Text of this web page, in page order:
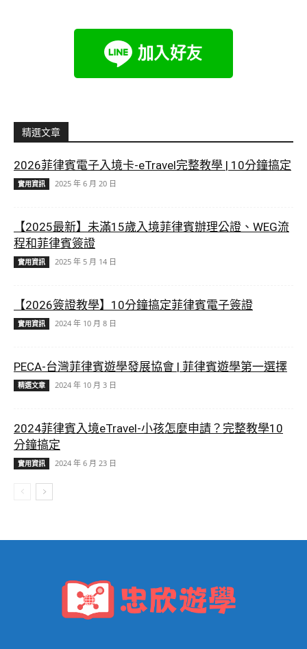
精選文章
2026菲律賓電子入境卡-eTravel完整教學 | 10分鐘搞定
實用資訊 2025 年 6 月 20 日
【2025最新】未滿15歲入境菲律賓辦理公證、WEG流
程和菲律賓簽證
實用資訊 2025 年 5 月 14 日
【2026簽證教學】10分鐘搞定菲律賓電子簽證
實用資訊 2024 年 10 月 8 日
PECA-台灣菲律賓遊學發展協會 | 菲律賓遊學第一選擇
精選文章 2024 年 10 月 3 日
2024菲律賓入境eTravel-小孩怎麼申請？完整教學10
分鐘搞定
實用資訊 2024 年 6 月 23 日